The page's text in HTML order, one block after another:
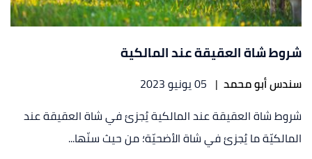
شروط شاة العقيقة عند المالكية
سندس أبو محمد | 05 يونيو 2023
شروط شاة العقيقة عند المالكية يُجزئ في شاة العقيقة عند
المالكيّة ما يُجزئ في شاة الأضحيّة؛ من حيث سنّها...